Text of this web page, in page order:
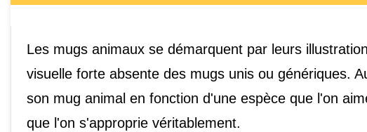
Les mugs animaux se démarquent par leurs
visuelle forte absente des mugs unis ou génériques.
son mug animal en fonction d'une espèce que l'on
que l'on s'approprie véritablement.